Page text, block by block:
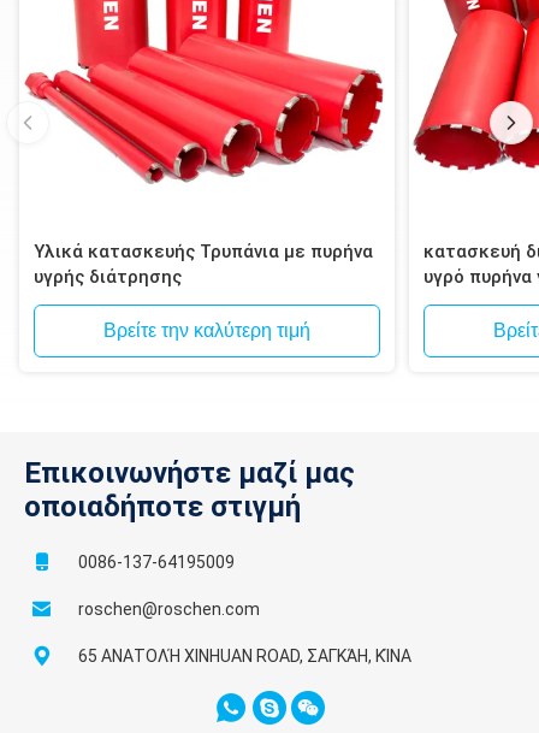
Υλικά κατασκευής Τρυπάνια με πυρήνα
υγρής διάτρησης
Βρείτε την καλύτερη τιμή
κατασκευή
υγρό
τοιχοποιία,
Επικοινωνήστε μαζί μας
οποιαδήποτε στιγμή
0086-137-64195009
roschen@roschen.com
65 ΑΝΑΤΟΛΉ XINHUAN ROAD, ΣΑΓΚΆΗ, ΚΊΝΑ